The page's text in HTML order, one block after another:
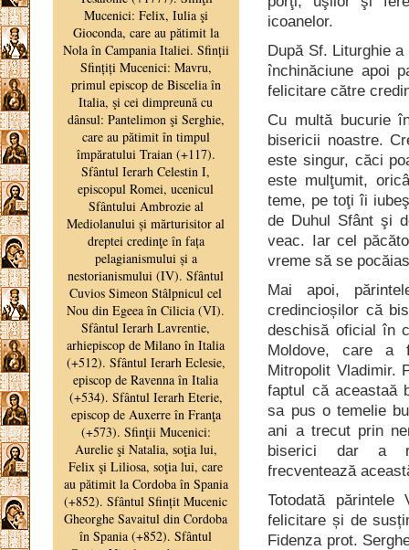
icoanelor.
După Sf. Liturghie
închinăciune apoi
felicitare către
Cu multă bucurie
bisericii noastre.
este singur, căci
este mulţumit,
teme, pe toţi îi
de Duhul Sfânt şi
veac. Iar cel
vreme să se
Mai apoi,
credincioșilor că
deschisă oficial în
Moldove, care a
Mitropolit Vladimir.
faptul că aceastaă
sa pus o temelie
ani a trecut prin
biserici dar a
frecventează
Totodată
felicitare și de
Fidenza prot.